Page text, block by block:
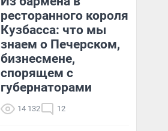
ресторанного короля
Кузбасса: что мы
знаем о Печерском,
бизнесмене,
спорящем с
губернаторами
14 132 12